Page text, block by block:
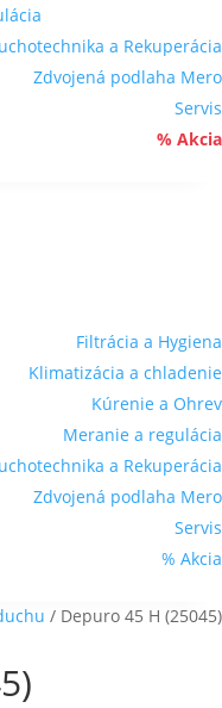
a Rekuperácia
Zdvojená podlaha Mero
Servis
% Akcia
Filtrácia a Hygiena
Klimatizácia a chladenie
Kúrenie a Ohrev
Meranie a regulácia
a Rekuperácia
Zdvojená podlaha Mero
Servis
% Akcia
/ Depuro 45 H (25045)